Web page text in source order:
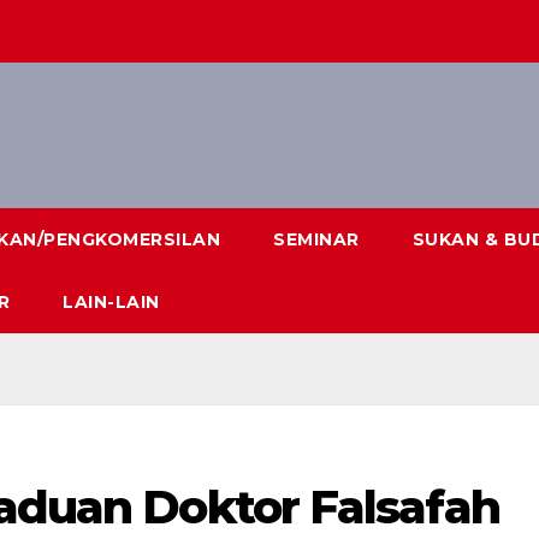
PENGKOMERSILAN SEMINAR SUKAN &
LAIN-LAIN
Doktor Falsafah